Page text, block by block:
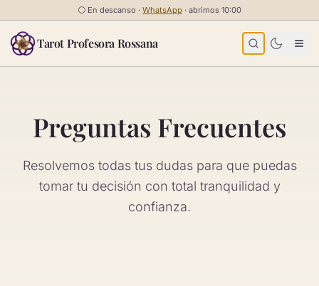
Saltar al contenido
⚪ En descanso · WhatsApp · abrimos 10:00
Tarot Profesora Rossana
Preguntas Frecuentes
Resolvemos todas tus dudas para que puedas
tomar tu decisión con total tranquilidad y
confianza.